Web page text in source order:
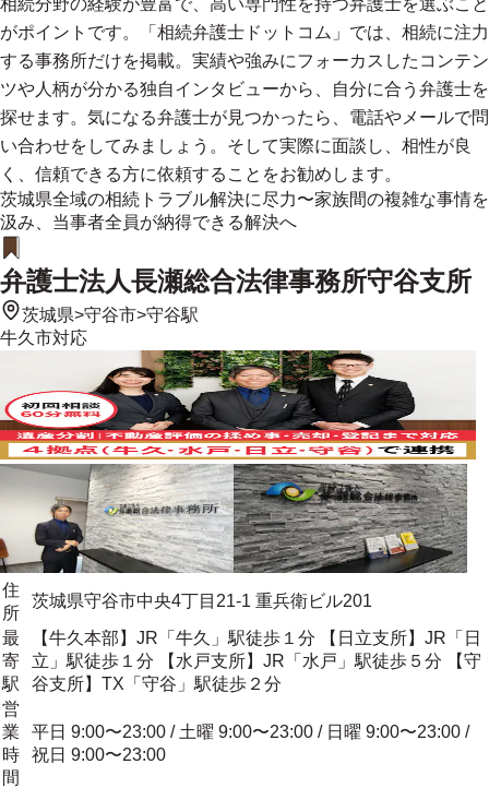
相続分野の経験が豊富で、高い専門性を持つ弁護士を選ぶこと
がポイントです。「相続弁護士ドットコム」では、相続に注力
する事務所だけを掲載。実績や強みにフォーカスしたコンテン
ツや人柄が分かる独自インタビューから、自分に合う弁護士を
探せます。気になる弁護士が見つかったら、電話やメールで問
い合わせをしてみましょう。そして実際に面談し、相性が良
く、信頼できる方に依頼することをお勧めします。
茨城県全域の相続トラブル解決に尽力〜家族間の複雑な事情を
汲み、当事者全員が納得できる解決へ
弁護士法人長瀬総合法律事務所守谷支所
茨城県>守谷市>守谷駅
牛久市対応
住
所
茨城県守谷市中央4丁目21-1 重兵衛ビル201
最
寄
駅
【牛久本部】JR「牛久」駅徒歩１分 【日立支所】JR「日
立」駅徒歩１分 【水戸支所】JR「水戸」駅徒歩５分 【守
谷支所】TX「守谷」駅徒歩２分
営
業
時
間
平日 9:00〜23:00 / 土曜 9:00〜23:00 / 日曜 9:00〜23:00 /
祝日 9:00〜23:00